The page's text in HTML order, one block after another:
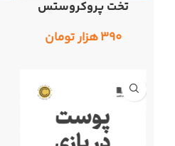
تخت پروکروستس
۳۹۰هزار تومان